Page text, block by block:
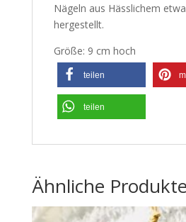
Nägeln aus Hässlichem
hergestellt.
Größe: 9 cm hoch
teilen
teilen
Ähnliche Produkte